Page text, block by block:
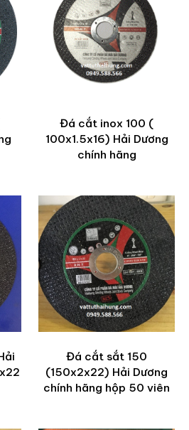
Đá cắt inox 100 (
100x1.5x16) Hải Dương
chính hãng
Đá cắt sắt 150
(150x2x22) Hải Dương
chính hãng hộp 50 viên